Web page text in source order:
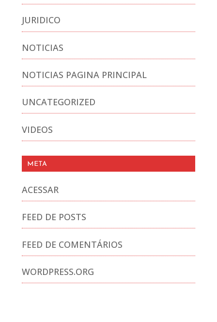
JURIDICO
NOTICIAS
NOTICIAS PAGINA PRINCIPAL
UNCATEGORIZED
VIDEOS
META
ACESSAR
FEED DE POSTS
FEED DE COMENTÁRIOS
WORDPRESS.ORG